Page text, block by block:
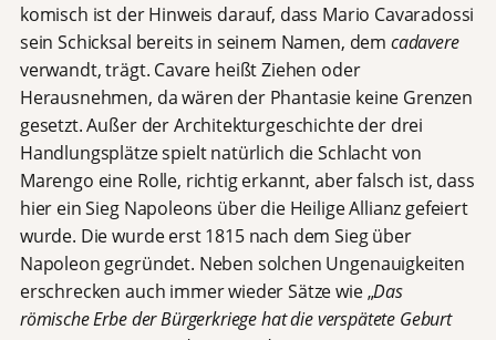
komisch ist der Hinweis darauf, dass Mario Cavaradossi
sein Schicksal bereits in seinem Namen, dem cadavere
verwandt, trägt. Cavare heißt Ziehen oder
Herausnehmen, da wären der Phantasie keine Grenzen
gesetzt. Außer der Architekturgeschichte der drei
Handlungsplätze spielt natürlich die Schlacht von
Marengo eine Rolle, richtig erkannt, aber falsch ist, dass
hier ein Sieg Napoleons über die Heilige Allianz gefeiert
wurde. Die wurde erst 1815 nach dem Sieg über
Napoleon gegründet. Neben solchen Ungenauigkeiten
erschrecken auch immer wieder Sätze wie „Das
römischeErbeder Bürgerkriege hat die verspätete Geburt